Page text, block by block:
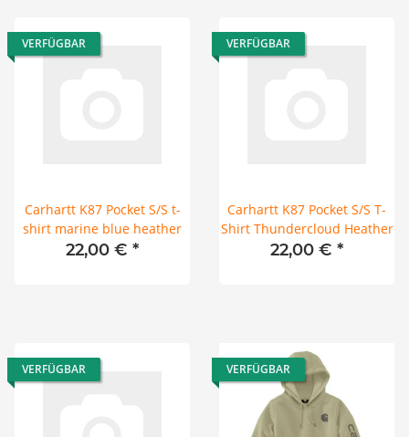
VERFÜGBAR
Carhartt K87 Pocket S/S t-
shirt marine blue heather
22,00 € *
VERFÜGBAR
Carhartt K87 Pocket S/S T-
Shirt Thundercloud Heather
22,00 € *
VERFÜGBAR VERFÜGBAR